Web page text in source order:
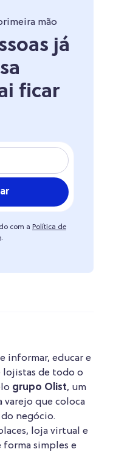
mão
já
ficar
com a Política de
.
informar, educar e
lojistas de todo o
grupo Olist, um
varejo que coloca
negócio.
loja virtual e
simples e